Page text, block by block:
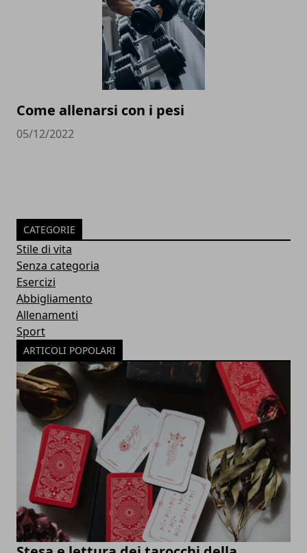
Come allenarsi con i pesi
05/12/2022
CATEGORIE
Stile di vita
Senza categoria
Esercizi
Abbigliamento
Allenamenti
Sport
ARTICOLI POPOLARI